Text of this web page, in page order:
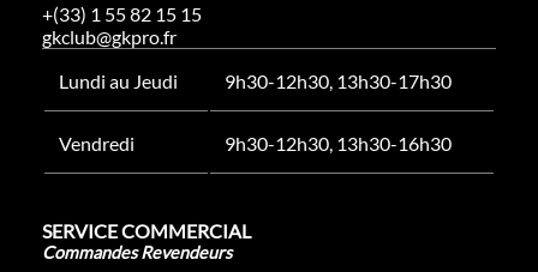
+(33) 1 55 82 15 15
gkclub@gkpro.fr
Lundi au Jeudi
9h30-12h30, 13h30-17h30
Vendredi 9h30-12h30, 13h30-16h30
SERVICE COMMERCIAL
Commandes Revendeurs